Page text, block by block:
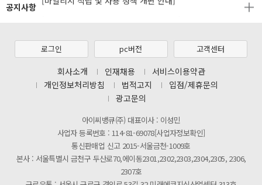
공지사항 [2026년 8월 신용카드 무이자 행사 안내]
[마일리지 적립 및 사용 정책 개편 안내]
[2026년 8월 신용카드 무이자 행사 안내]
제31기 정기주주총회 소집통지서
로그인 pc버전 고객센터
회사소개 인재채용
서비스이용약관
개인정보처리방침
법적고지
입점/제휴문의
광고문의
아이씨뱅큐(주) 대표이사 : 이성민
사업자 등록번호 : 114-81-69078[사업자정보확인]
통신판매업 신고 2015-서울금천-1009호
본사 : 서울특별시 금천구 두산로70,에이동2301,2302,2303,2304,2305, 2306,
2307호